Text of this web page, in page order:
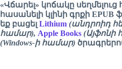
«Վճարել» կոճակը սեղմելուց
հասանելի կլինի գրքի EPUB
եք բացել Lithium (անդրոիդ
համար), Apple Books (Այֆոնի
(Windows-ի համար)